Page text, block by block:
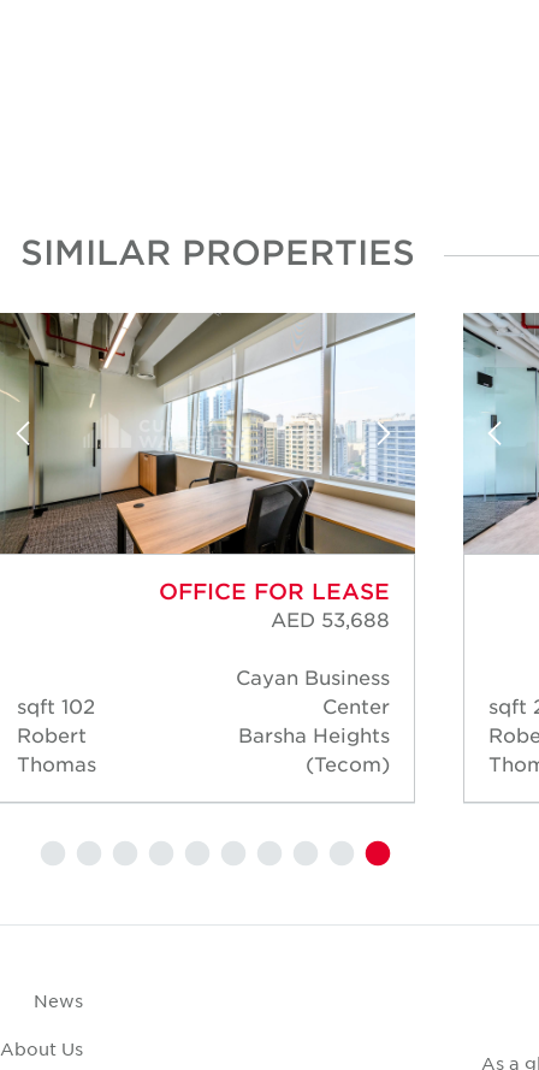
SIMILAR PROPERTIES
OFFICE FOR LEASE
AED 53,688
Cayan Business
Center
Barsha Heights
(Tecom)
102 sqft
Robert
Thomas
As a
News
About Us